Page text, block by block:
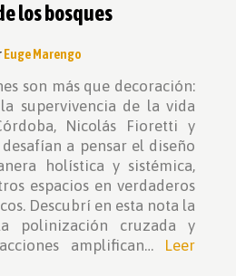
los bosques
Euge Marengo
son más que decoración:
supervivencia de la vida
Nicolás Fioretti y
a pensar el diseño
holística y sistémica,
espacios en verdaderos
Descubrí en esta nota la
polinización cruzada y
amplifican… Leer